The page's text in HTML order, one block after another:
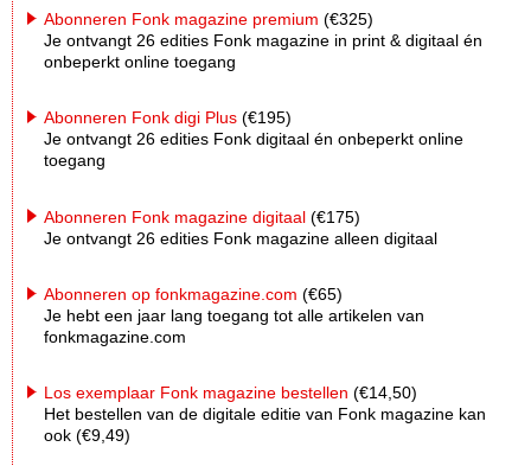
Abonneren Fonk magazine premium (€325)
Je ontvangt 26 edities Fonk magazine in print & digitaal én
onbeperkt online toegang
Abonneren Fonk digi Plus (€195)
Je ontvangt 26 edities Fonk digitaal én onbeperkt online
toegang
Abonneren Fonk magazine digitaal (€175)
Je ontvangt 26 edities Fonk magazine alleen digitaal
Abonneren op fonkmagazine.com (€65)
Je hebt een jaar lang toegang tot alle artikelen van
fonkmagazine.com
Los exemplaar Fonk magazine bestellen (€14,50)
Het bestellen van de digitale editie van Fonk magazine kan
ook (€9,49)